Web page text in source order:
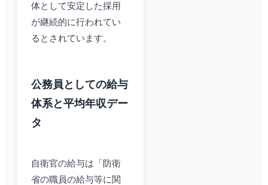
体として安定した採用
が継続的に行われてい
るとされています。
公務員としての給与
体系と平均年収デー
タ
自衛官の給与は「防衛
省の職員の給与等に関